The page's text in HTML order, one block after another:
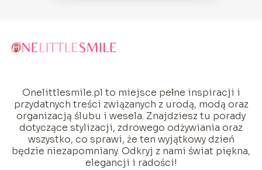
Onelittlesmile.pl to miejsce pełne inspiracji i
przydatnych treści związanych z urodą, modą oraz
organizacją ślubu i wesela. Znajdziesz tu porady
dotyczące stylizacji, zdrowego odżywiania oraz
wszystko, co sprawi, że ten wyjątkowy dzień
będzie niezapomniany. Odkryj z nami świat piękna,
elegancji i radości!